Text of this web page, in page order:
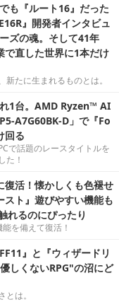
も『ルート16』だった
』開発者インタビュ
ズの魂。そして41年
で直した世界に1本だけ
たに生まれるものとは。
1台。AMD Ryzen™ AI
A7G60BK-D」で『Fo
回る
で話題のレースタイトルを
た！
復活！懐かしくも色褪せ
ト』遊びやすい機能も
れるのにぴったり
を備えて復活！
』と『ウィザードリ
しくないRPG"の沼にど
は。